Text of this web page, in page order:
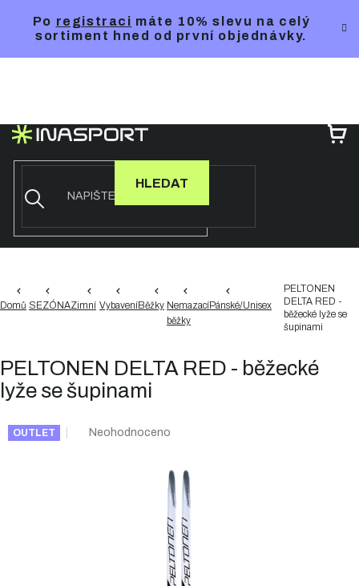
Po registraci máte 10% slevu na celý
sortiment hned od první objednávky.
HLEDAT
Domů SEZÓNAZimní VybaveníBěžky Nemazací
běžky
Pánské/Unisex
PELTONEN
DELTA RED -
běžecké lyže se
šupinami
PELTONEN DELTA RED - běžecké
lyže se šupinami
OUTLET
Průměrné
Neohodnoceno